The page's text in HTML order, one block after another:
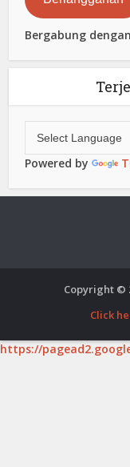
Bergabung
Powered by
Copyright ©
Click
https://